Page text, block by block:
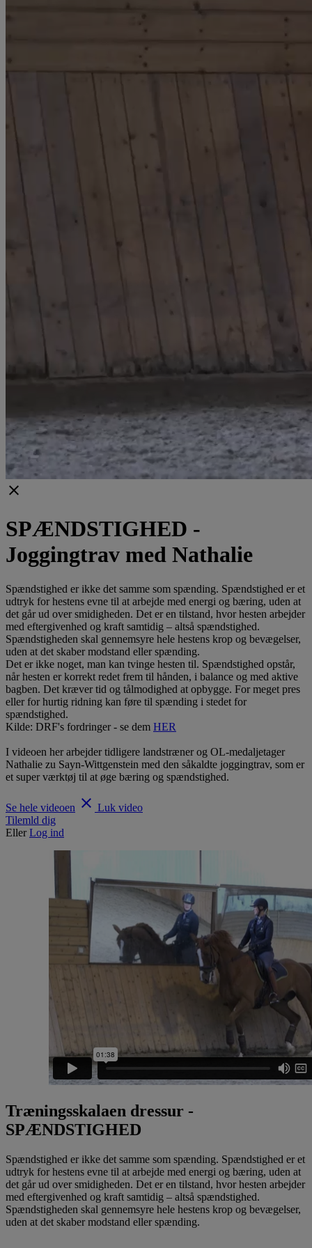
clear
SPÆNDSTIGHED -
Joggingtrav med Nathalie
Spændstighed er ikke det samme som spænding. Spændstighed er et
udtryk for hestens evne til at arbejde med energi og bæring, uden at
det går ud over smidigheden. Det er en tilstand, hvor hesten arbejder
med eftergivenhed og kraft samtidig – altså spændstighed.
Spændstigheden skal gennemsyre hele hestens krop og bevægelser,
uden at det skaber modstand eller spænding.
Det er ikke noget, man kan tvinge hesten til. Spændstighed opstår,
når hesten er korrekt redet frem til hånden, i balance og med aktive
bagben. Det kræver tid og tålmodighed at opbygge. For meget pres
eller for hurtig ridning kan føre til spænding i stedet for
spændstighed.
Kilde: DRF's fordringer - se dem HER
I videoen her arbejder tidligere landstræner og OL-medaljetager
Nathalie zu Sayn-Wittgenstein med den såkaldte joggingtrav, som er
et super værktøj til at øge bæring og spændstighed.
Se hele videoen clear Luk video
Tilemld dig
EllerLog ind
Træningsskalaen dressur -
SPÆNDSTIGHED
Spændstighed er ikke det samme som spænding. Spændstighed er et
udtryk for hestens evne til at arbejde med energi og bæring, uden at
det går ud over smidigheden. Det er en tilstand, hvor hesten arbejder
med eftergivenhed og kraft samtidig – altså spændstighed.
Spændstigheden skal gennemsyre hele hestens krop og bevægelser,
uden at det skaber modstand eller spænding.